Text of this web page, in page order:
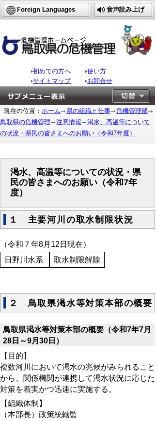
Foreign Languages 音声読み上げ
初めての方へ
使い方
サイトマップ
お問合せ
現在の位置： ホーム 県の組織と仕事
危機管理部
鳥取県の危機管理
注意情報
渇水、高温等について
の状況・県民の皆さまへのお願い（令和7年度）
渇水、高温等についての状況・県
民の皆さまへのお願い（令和7年
度）
１ 主要河川の取水制限状況
（令和７年8月12日現在）
日野川水系
取水制限解除
２ 鳥取県渇水等対策本部の概要
鳥取県渇水等対策本部の概要（令和7年7月
28日～9月30日）
【目的】
複数河川において渇水の兆候がみられること
から、関係機関が連携して渇水状況に応じた
対策を着実かつ迅速に実施する。
【組織体制】
（本部長）政策統轄監